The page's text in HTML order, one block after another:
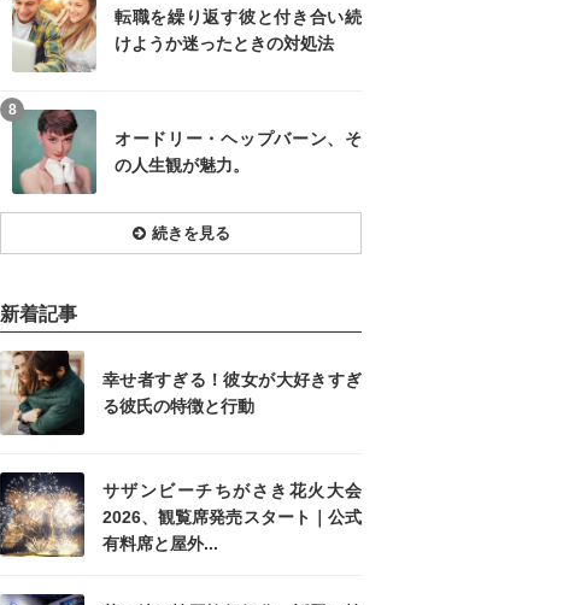
転職を繰り返す彼と付き合い続
けようか迷ったときの対処法
オードリー・ヘップバーン、そ
の人生観が魅力。
8
続きを見る
新着記事
幸せ者すぎる！彼女が大好きすぎ
る彼氏の特徴と行動
サザンビーチちがさき花火大会
2026、観覧席発売スタート｜公式
有料席と屋外...